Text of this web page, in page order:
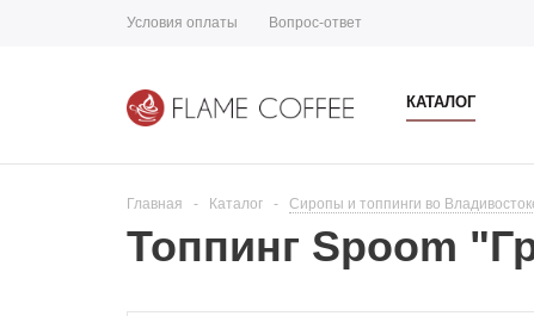
Условия оплаты Вопрос-ответ
КАТАЛОГ
Главная - Каталог - Сиропы и топпинги во
Топпинг Spoom